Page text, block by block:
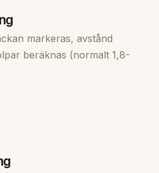
markeras, avstånd
beräknas (normalt 1,8-